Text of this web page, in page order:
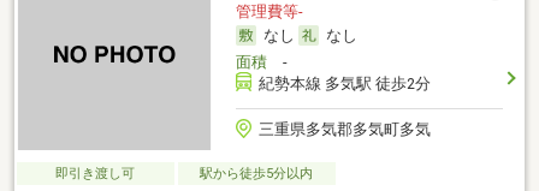
管理費等-
なし
なし
面積-
紀勢本線 多気駅 徒歩2分
三重県多気郡多気町多気
即引き渡し可 駅から徒歩5分以内